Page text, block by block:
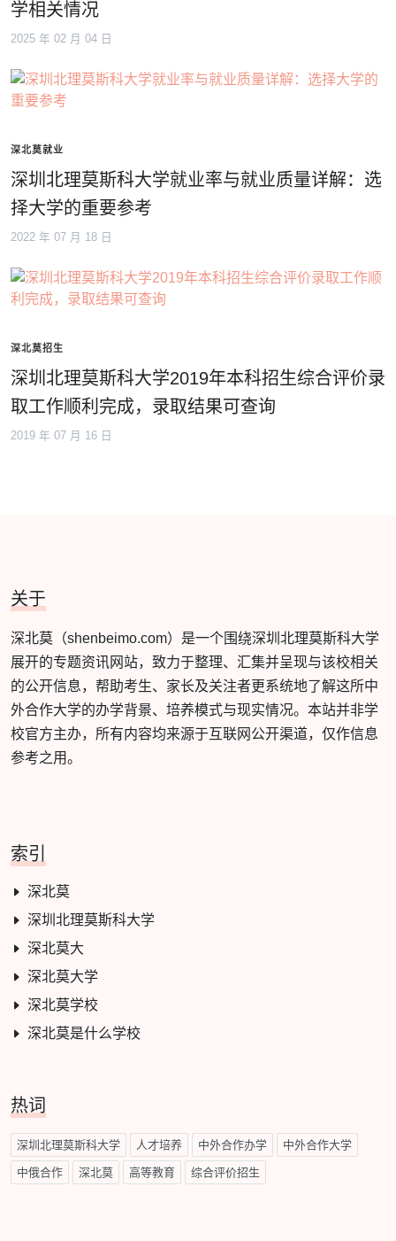
学相关情况
2025 年 02 月 04 日
深北莫就业
深圳北理莫斯科大学就业率与就业质量详解：选
择大学的重要参考
2022 年 07 月 18 日
深北莫招生
深圳北理莫斯科大学2019年本科招生综合评价录
取工作顺利完成，录取结果可查询
2019 年 07 月 16 日
关于
深北莫（shenbeimo.com）是一个围绕深圳北理莫斯科大学
展开的专题资讯网站，致力于整理、汇集并呈现与该校相关
的公开信息，帮助考生、家长及关注者更系统地了解这所中
外合作大学的办学背景、培养模式与现实情况。本站并非学
校官方主办，所有内容均来源于互联网公开渠道，仅作信息
参考之用。
索引
深北莫
深圳北理莫斯科大学
深北莫大
深北莫大学
深北莫学校
深北莫是什么学校
热词
深圳北理莫斯科大学 人才培养 中外合作办学 中外合作大学
中俄合作 深北莫 高等教育 综合评价招生